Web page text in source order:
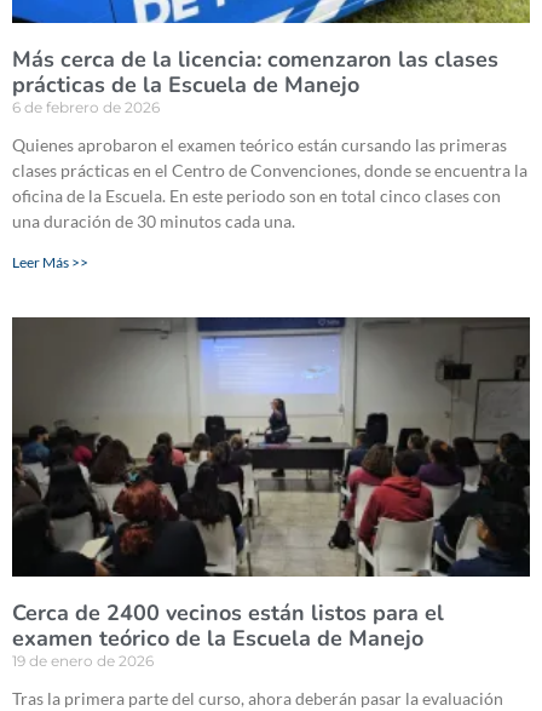
Más cerca de la licencia: comenzaron las clases
prácticas de la Escuela de Manejo
6 de febrero de 2026
Quienes aprobaron el examen teórico están cursando las primeras
clases prácticas en el Centro de Convenciones, donde se encuentra la
oficina de la Escuela. En este periodo son en total cinco clases con
una duración de 30 minutos cada una.
Leer Más >>
Cerca de 2400 vecinos están listos para el
examen teórico de la Escuela de Manejo
19 de enero de 2026
Tras la primera parte del curso, ahora deberán pasar la evaluación